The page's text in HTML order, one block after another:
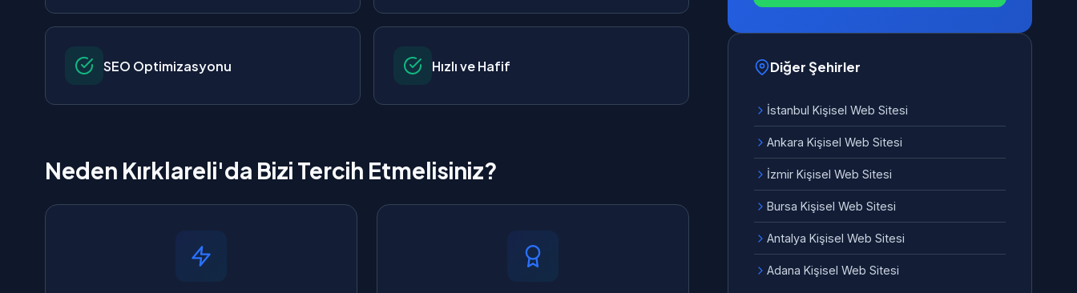
SEO Optimizasyonu Hızlı ve Hafif
Neden Kırklareli'da Bizi Tercih Etmelisiniz?
Diğer Şehirler
İstanbul Kişisel Web Sitesi
Ankara Kişisel Web Sitesi
İzmir Kişisel Web Sitesi
Bursa Kişisel Web Sitesi
Antalya Kişisel Web Sitesi
Adana Kişisel Web Sitesi